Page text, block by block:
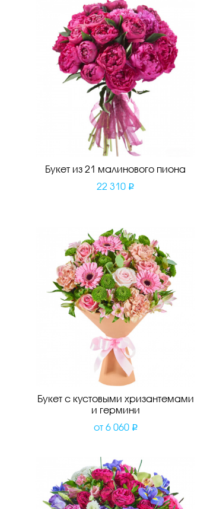
Букет из 21 малинового пиона
22 310
Букет с кустовыми хризантемами
и гермини
от 6 060